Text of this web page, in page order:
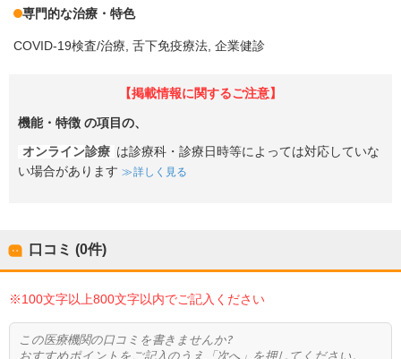
専門的な治療・特色
COVID-19検査/治療 舌下免疫療法 企業健診
【掲載情報に関するご注意】
機能・特徴 の項目の、
オンライン診療 は診療科・診療日時等によっては対応していな
い場合があります
詳しく見る
口コミ (0件)
※100文字以上800文字以内でご記入ください